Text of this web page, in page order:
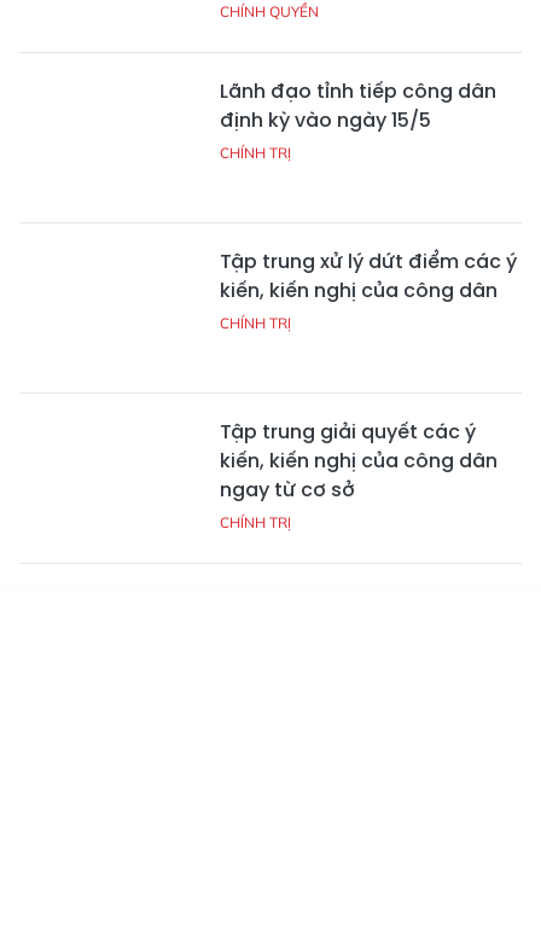
CHÍNH QUYỀN
Lãnh đạo tỉnh tiếp công dân
định kỳ vào ngày 15/5
CHÍNH TRỊ
Tập trung xử lý dứt điểm các ý
kiến, kiến nghị của công dân
CHÍNH TRỊ
Tập trung giải quyết các ý
kiến, kiến nghị của công dân
ngay từ cơ sở
CHÍNH TRỊ